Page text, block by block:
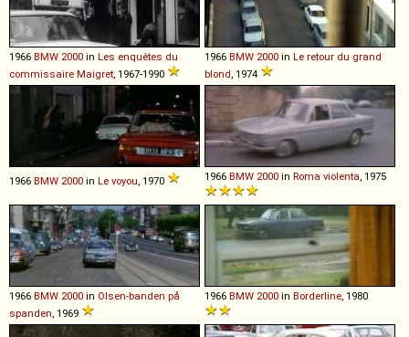
1966 BMW 2000 in Les enquêtes du
commissaire Maigret, 1967-1990
1966 BMW 2000 in Le retour du grand
blond, 1974
1966 BMW 2000 in Le voyou, 1970 1966 BMW 2000 in Roma violenta, 1975
1966 BMW 2000 in Olsen-banden på
spanden, 1969
1966 BMW 2000 in Borderline, 1980